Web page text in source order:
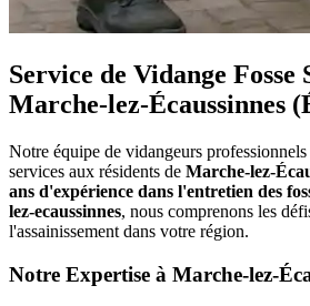
Service de Vidange Fosse
Marche-lez-Écaussinnes
Notre équipe de vidangeurs
services aux résidents de Marche-lez-
ans d'expérience dans l'entretien des
lez-ecaussinnes, nous comprenons les
l'assainissement dans votre région.
Notre Expertise à Marche-lez-